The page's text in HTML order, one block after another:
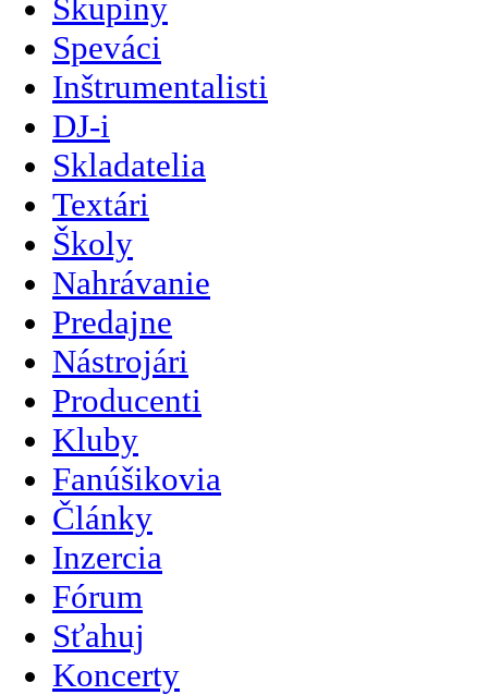
Skupiny
Speváci
Inštrumentalisti
DJ-i
Skladatelia
Textári
Školy
Nahrávanie
Predajne
Nástrojári
Producenti
Kluby
Fanúšikovia
Články
Inzercia
Fórum
Sťahuj
Koncerty